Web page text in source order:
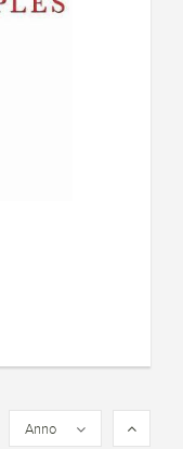
Anno